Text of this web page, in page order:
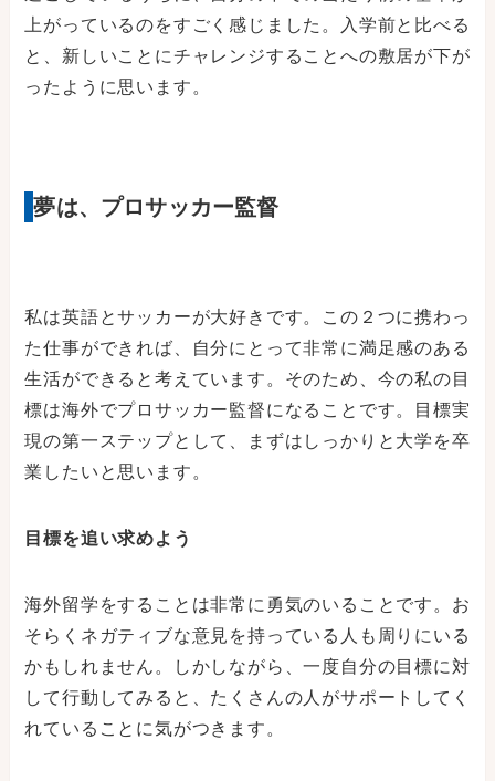
上がっているのをすごく感じました。入学前と比べる
と、新しいことにチャレンジすることへの敷居が下が
ったように思います。
夢は、プロサッカー監督
私は英語とサッカーが大好きです。この２つに携わっ
た仕事ができれば、自分にとって非常に満足感のある
生活ができると考えています。そのため、今の私の目
標は海外でプロサッカー監督になることです。目標実
現の第一ステップとして、まずはしっかりと大学を卒
業したいと思います。
目標を追い求めよう
海外留学をすることは非常に勇気のいることです。お
そらくネガティブな意見を持っている人も周りにいる
かもしれません。しかしながら、一度自分の目標に対
して行動してみると、たくさんの人がサポートしてく
れていることに気がつきます。